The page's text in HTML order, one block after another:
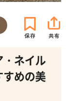
・ネイル
めの美